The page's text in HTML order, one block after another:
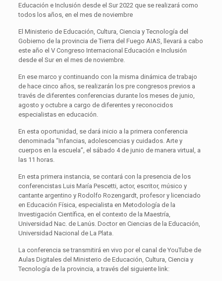
Educación e Inclusión desde el Sur 2022 que se realizará como
todos los años, en el mes de noviembre
El Ministerio de Educación, Cultura, Ciencia y Tecnología del
Gobierno de la provincia de Tierra del Fuego AIAS, llevará a cabo
este año el V Congreso Internacional Educación e Inclusión
desde el Sur en el mes de noviembre.
En ese marco y continuando con la misma dinámica de trabajo
de hace cinco años, se realizarán los pre congresos previos a
través de diferentes conferencias durante los meses de junio,
agosto y octubre a cargo de diferentes y reconocidos
especialistas en educación.
En esta oportunidad, se dará inicio a la primera conferencia
denominada “Infancias, adolescencias y cuidados. Arte y
cuerpos en la escuela”, el sábado 4 de junio de manera virtual, a
las 11 horas.
En esta primera instancia, se contará con la presencia de los
conferencistas Luis María Pescetti, actor, escritor, músico y
cantante argentino y Rodolfo Rozengardt, profesor y licenciado
en Educación Física, especialista en Metodología de la
Investigación Científica, en el contexto de la Maestría,
Universidad Nac. de Lanús. Doctor en Ciencias de la Educación,
Universidad Nacional de La Plata.
La conferencia se transmitirá en vivo por el canal de YouTube de
Aulas Digitales del Ministerio de Educación, Cultura, Ciencia y
Tecnología de la provincia, a través del siguiente link: